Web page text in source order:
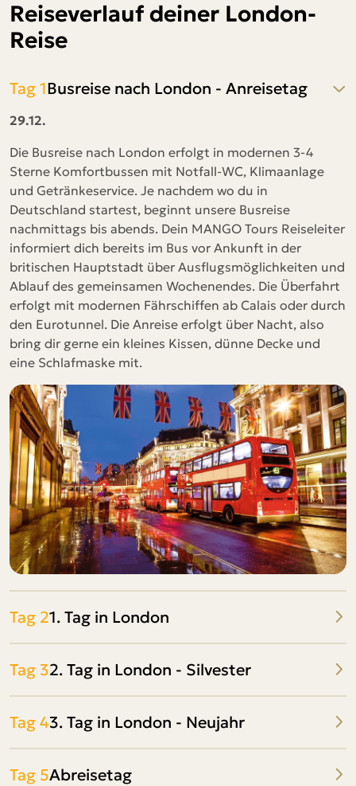
Reiseverlauf deiner London-
Reise
Tag 1Busreise nach London - Anreisetag
29.12.
Die Busreise nach London erfolgt in modernen 3-4
Sterne Komfortbussen mit Notfall-WC, Klimaanlage
und Getränkeservice. Je nachdem wo du in
Deutschland startest, beginnt unsere Busreise
nachmittags bis abends. Dein MANGO Tours Reiseleiter
informiert dich bereits im Bus vor Ankunft in der
britischen Hauptstadt über Ausflugsmöglichkeiten und
Ablauf des gemeinsamen Wochenendes. Die Überfahrt
erfolgt mit modernen Fährschiffen ab Calais oder durch
den Eurotunnel. Die Anreise erfolgt über Nacht, also
bring dir gerne ein kleines Kissen, dünne Decke und
eine Schlafmaske mit.
Tag 21. Tag in London
Tag 32. Tag in London - Silvester
Tag 43. Tag in London - Neujahr
Tag 5Abreisetag